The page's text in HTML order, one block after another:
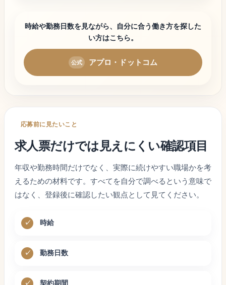
時給や勤務日数を見ながら、自分に合う働き方を探した
い方はこちら。
アプロ・ドットコム
応募前に見たいこと
求人票だけでは見えにくい確認項目
年収や勤務時間だけでなく、実際に続けやすい職場かを考
えるための材料です。すべてを自分で調べるという意味で
はなく、登録後に確認したい観点として見てください。
時給
勤務日数
契約期間